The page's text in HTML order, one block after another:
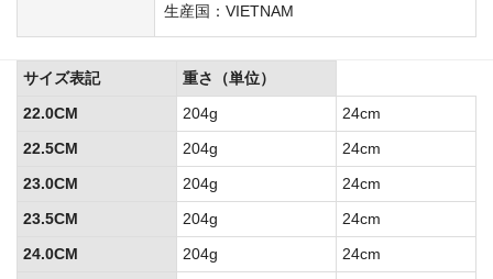
生産国：VIETNAM
サイズ表記
重さ（単位）
22.0CM
204g
24cm
22.5CM
204g
24cm
23.0CM
204g
24cm
23.5CM
204g
24cm
24.0CM
204g
24cm